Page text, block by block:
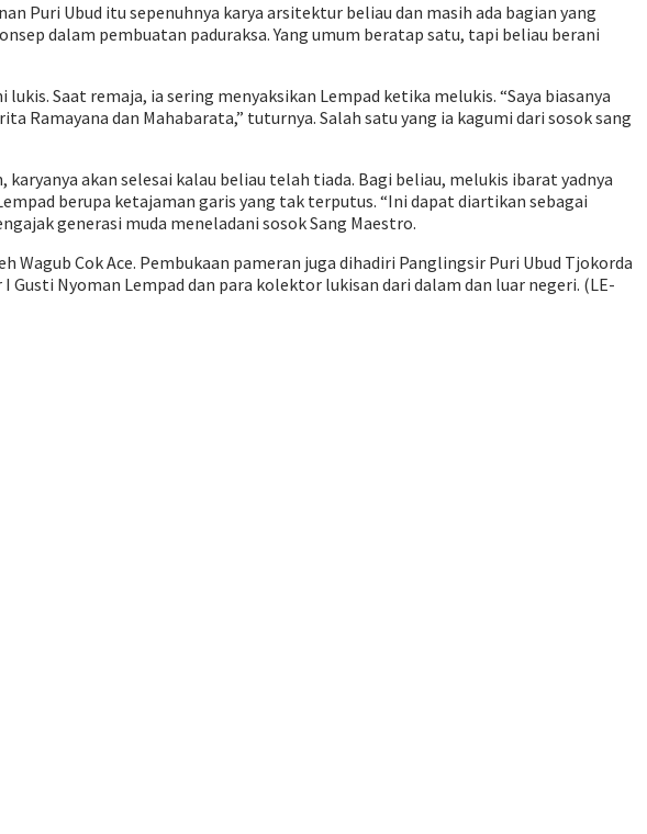
Puri Ubud itu sepenuhnya karya arsitektur beliau dan masih ada bagian yang
dalam pembuatan paduraksa. Yang umum beratap satu, tapi beliau berani
Saat remaja, ia sering menyaksikan Lempad ketika melukis. “Saya biasanya
dan Mahabarata,” tuturnya. Salah satu yang ia kagumi dari sosok sang
akan selesai kalau beliau telah tiada. Bagi beliau, melukis ibarat yadnya
berupa ketajaman garis yang tak terputus. “Ini dapat diartikan sebagai
generasi muda meneladani sosok Sang Maestro.
Cok Ace. Pembukaan pameran juga dihadiri Panglingsir Puri Ubud Tjokorda
Gusti Nyoman Lempad dan para kolektor lukisan dari dalam dan luar negeri. (LE-